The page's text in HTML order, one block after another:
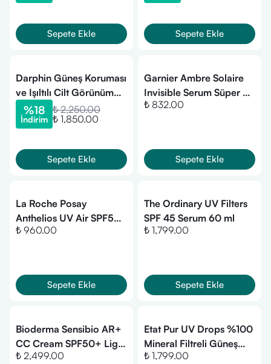
Sepete Ekle Sepete Ekle
Darphin Güneş Koruması
ve Işıltılı Cilt Görünüm
Seti 50ml+5ml
%18
İndirim
₺ 2,250.00
₺ 1,850.00
Sepete Ekle
Garnier Ambre Solaire
Invisible Serum Süper Uv
Günlük Güneş Koruyucu
₺ 832.00
Sepete Ekle
La Roche Posay
Anthelios UV Air SPF50+
- Ultra Güçlü Güneş
₺ 960.00
Sepete Ekle
The Ordinary UV Filters
SPF 45 Serum 60 ml
₺ 1,799.00
Sepete Ekle
Bioderma Sensibio AR+
CC Cream SPF50+ Light
40 ml
₺ 2,499.00
Etat Pur UV Drops %100
Mineral Filtreli Güneş
Kremi SPF50-30gr
₺ 1,799.00